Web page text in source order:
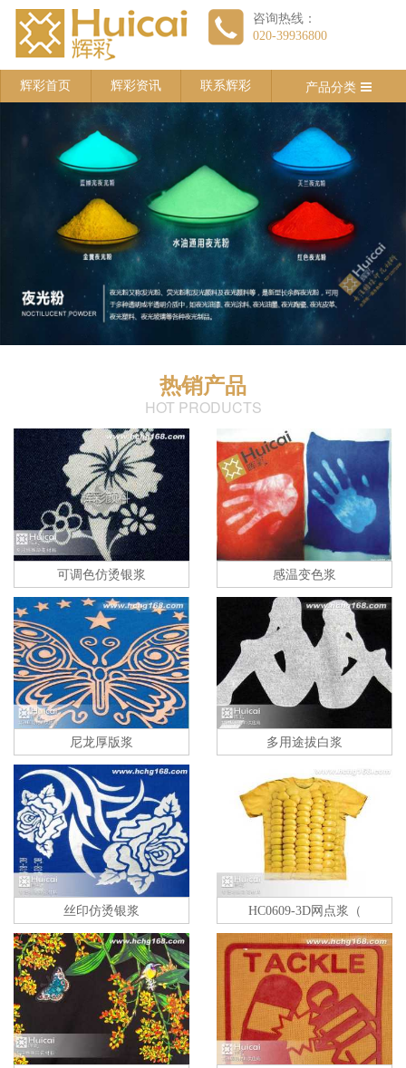
咨询热线：
020-39936800
辉彩首页 辉彩资讯 联系辉彩 产品分类
热销产品
HOT PRODUCTS
可调色仿烫银浆 感温变色浆
尼龙厚版浆 多用途拔白浆
丝印仿烫银浆 HC0609-3D网点浆（